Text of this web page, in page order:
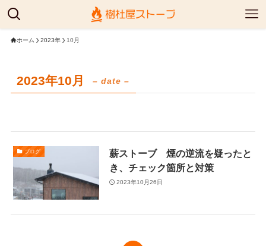
ホーム 2023年 10月
2023年10月 – date –
ブログ
薪ストーブ 煙の逆流を疑ったと
き、チェック箇所と対策
2023年10月26日